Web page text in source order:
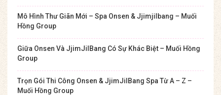
Mô Hình Thư Giãn Mới – Spa Onsen & Jjimjilbang – Muối
Hồng Group
Giữa Onsen Và JjimJilBang Có Sự Khác Biệt – Muối Hồng
Group
Trọn Gói Thi Công Onsen & JjimJilBang Spa Từ A – Z –
Muối Hồng Group